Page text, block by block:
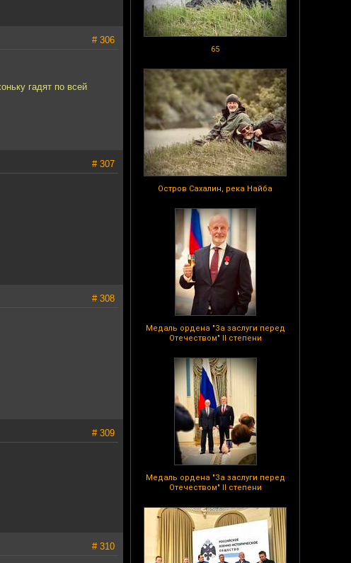
65
Остров Сахалин, река Найба
Медаль ордена "За заслуги перед
Отечеством" II степени
Медаль ордена "За заслуги перед
Отечеством" II степени
# 306
гадят по всей
# 307
# 308
# 309
# 310